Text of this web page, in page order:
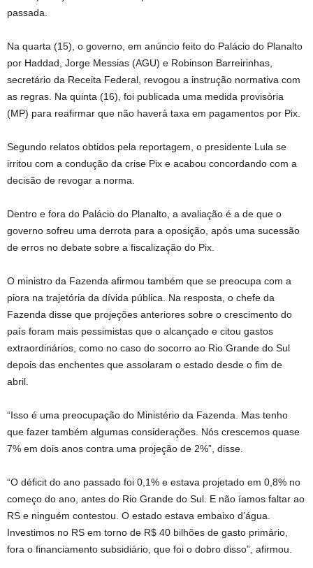
passada.
Na quarta (15), o governo, em anúncio feito do Palácio do Planalto
por Haddad, Jorge Messias (AGU) e Robinson Barreirinhas,
secretário da Receita Federal, revogou a instrução normativa com
as regras. Na quinta (16), foi publicada uma medida provisória
(MP) para reafirmar que não haverá taxa em pagamentos por Pix.
Segundo relatos obtidos pela reportagem, o presidente Lula se
irritou com a condução da crise Pix e acabou concordando com a
decisão de revogar a norma.
Dentro e fora do Palácio do Planalto, a avaliação é a de que o
governo sofreu uma derrota para a oposição, após uma sucessão
de erros no debate sobre a fiscalização do Pix.
O ministro da Fazenda afirmou também que se preocupa com a
piora na trajetória da dívida pública. Na resposta, o chefe da
Fazenda disse que projeções anteriores sobre o crescimento do
país foram mais pessimistas que o alcançado e citou gastos
extraordinários, como no caso do socorro ao Rio Grande do Sul
depois das enchentes que assolaram o estado desde o fim de
abril.
“Isso é uma preocupação do Ministério da Fazenda. Mas tenho
que fazer também algumas considerações. Nós crescemos quase
7% em dois anos contra uma projeção de 2%”, disse.
“O déficit do ano passado foi 0,1% e estava projetado em 0,8% no
começo do ano, antes do Rio Grande do Sul. E não íamos faltar ao
RS e ninguém contestou. O estado estava embaixo d’água.
Investimos no RS em torno de R$ 40 bilhões de gasto primário,
fora o financiamento subsidiário, que foi o dobro disso”, afirmou.